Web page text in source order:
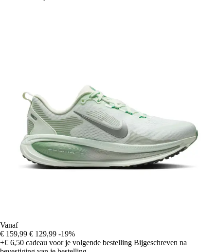
Vanaf
€ 159,99 € 129,99 -19%
+€ 6,50 cadeau voor je volgende bestelling Bijgeschreven na